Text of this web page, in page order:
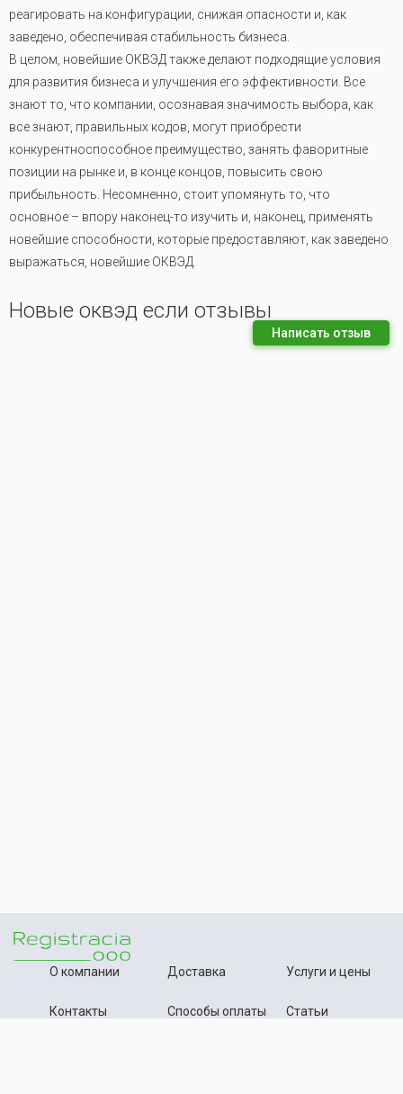
реагировать на конфигурации, снижая опасности и, как
заведено, обеспечивая стабильность бизнеса.
В целом, новейшие ОКВЭД также делают подходящие условия
для развития бизнеса и улучшения его эффективности. Все
знают то, что компании, осознавая значимость выбора, как
все знают, правильных кодов, могут приобрести
конкурентноспособное преимущество, занять фаворитные
позиции на рынке и, в конце концов, повысить свою
прибыльность. Несомненно, стоит упомянуть то, что
основное – впору наконец-то изучить и, наконец, применять
новейшие способности, которые предоставляют, как заведено
выражаться, новейшие ОКВЭД.
Новые оквэд если отзывы
Написать отзыв
О компании
Контакты
Доставка
Способы оплаты
Услуги и цены
Статьи